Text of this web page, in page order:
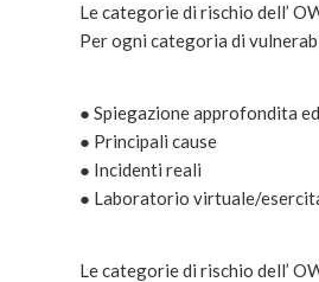
Le categorie di rischio dell’
Per ogni categoria di
● Spiegazione approfondita
● Principali cause
● Incidenti reali
● Laboratorio virtuale/
Le categorie di rischio dell’